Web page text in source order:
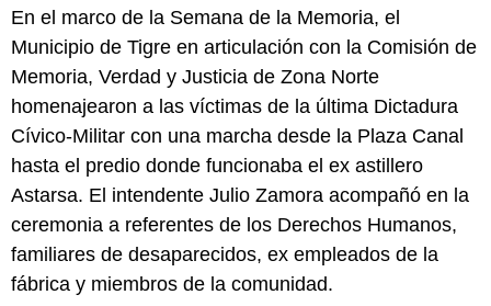
En el marco de la Semana de la Memoria, el
Municipio de Tigre en articulación con la Comisión de
Memoria, Verdad y Justicia de Zona Norte
homenajearon a las víctimas de la última Dictadura
Cívico-Militar con una marcha desde la Plaza Canal
hasta el predio donde funcionaba el ex astillero
Astarsa. El intendente Julio Zamora acompañó en la
ceremonia a referentes de los Derechos Humanos,
familiares de desaparecidos, ex empleados de la
fábrica y miembros de la comunidad.